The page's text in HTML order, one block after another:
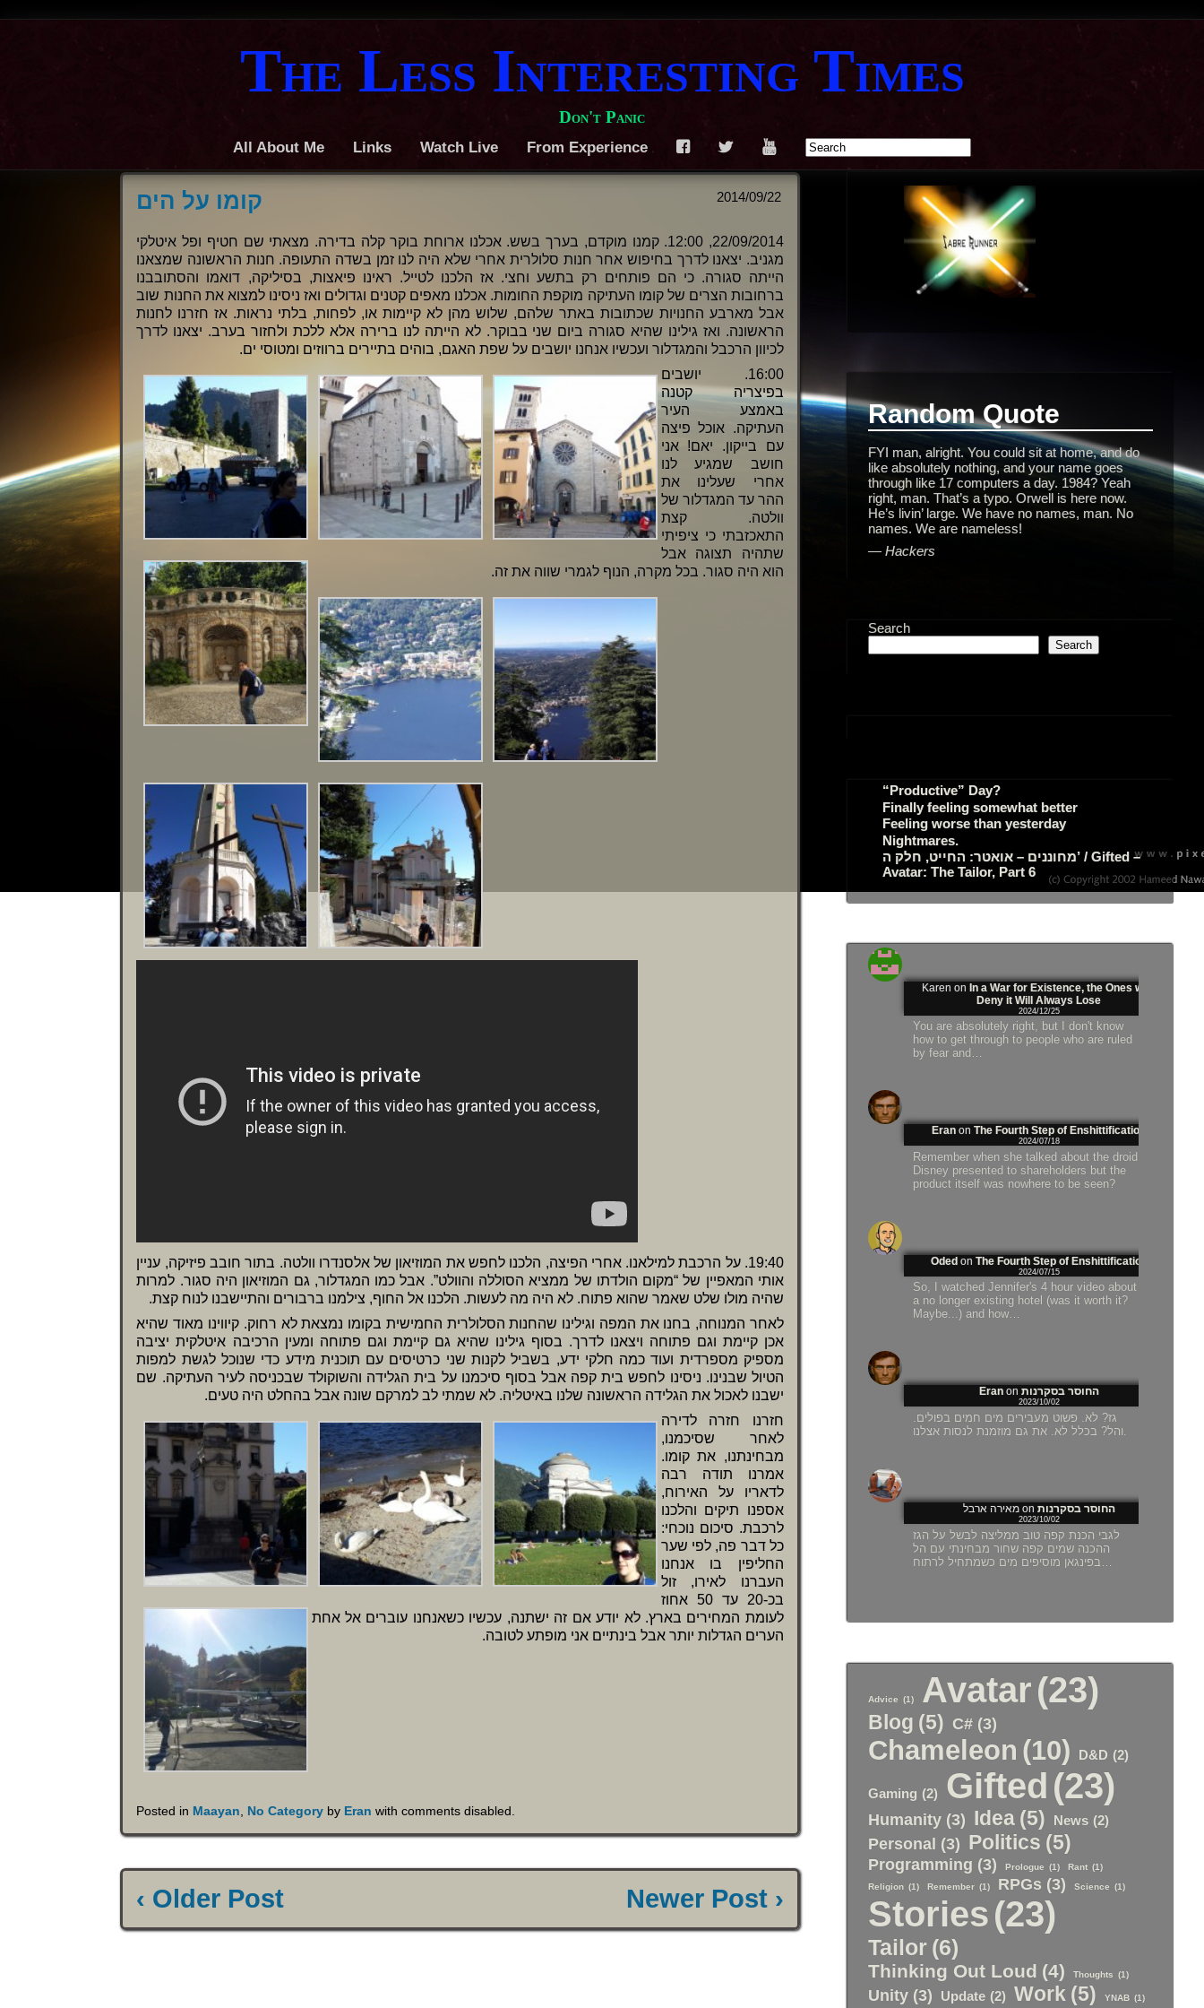
The Less Interesting Times
Don't Panic
All About Me Links Watch Live From Experience F T Y
2014/09/22 קומו על הים
22/09/2014, 12:00. קמנו מוקדם, בערך בשש. אכלנו ארוחת בוקר קלה בדירה. מצאתי שם חטיף ופל איטלקי
מגניב. יצאנו לדרך בחיפוש אחר חנות סלולרית אחרי שלא היה לנו זמן בשדה התעופה. חנות הראשונה שמצאנו
הייתה סגורה. כי הם פותחים רק בתשע וחצי. אז הלכנו לטייל. ראינו פיאצות, בסיליקה, דואמו והסתובבנו
ברחובות הצרים של קומו העתיקה מוקפת החומות. אכלנו מאפים קטנים וגדולים ואז ניסינו למצוא את החנות שוב
אבל מארבע החנויות שכתובות באתר שלהם, שלוש מהן לא קיימות או, לפחות, בלתי נראות. אז חזרנו לחנות
הראשונה. ואז גילינו שהיא סגורה ביום שני בבוקר. לא הייתה לנו ברירה אלא ללכת ולחזור בערב. יצאנו לדרך
לכיוון הרכבל והמגדלור ועכשיו אנחנו יושבים על שפת האגם, בוהים בתיירים ברווזים ומטוסי ים.
16:00. יושבים
בפיצריה קטנה
באמצע העיר
העתיקה. אוכל פיצה
עם בייקון. יאם! אני
חושב שמגיע לנו
אחרי שעלינו את
ההר עד המגדלור של
וולטה. קצת
התאכזבתי כי ציפיתי
שתהיה תצוגה אבל
הוא היה סגור. בכל מקרה, הנוף לגמרי שווה את זה.
19:40. על הרכבת למילאנו. אחרי הפיצה, הלכנו לחפש את המוזיאון של אלסנדרו וולטה. בתור חובב פיזיקה, עניין
אותי המאפיין של “מקום הולדתו של ממציא הסוללה והוולט”. אבל כמו המגדלור, גם המוזיאון היה סגור. למרות
שהיה מולו שלט שאמר שהוא פתוח. לא היה מה לעשות. הלכנו אל החוף, צילמנו ברבורים והתיישבנו לנוח קצת.
לאחר המנוחה, בחנו את המפה וגילינו שהחנות הסלולרית החמישית בקומו נמצאת לא רחוק. קיווינו מאוד שהיא
אכן קיימת וגם פתוחה ויצאנו לדרך. בסוף גילינו שהיא גם קיימת וגם פתוחה ומעין הרכיבה איטלקית יציבה
מספיק מספרדית ועוד כמה חלקי ידע, בשביל לקנות שני כרטיסים עם תוכנית מידע כדי שנוכל לגשת למפות
הטיול שבנינו. ניסינו לחפש בית קפה אבל בסוף סיכמנו על בית הגלידה והשוקולד שבכניסה לעיר העתיקה. שם
ישבנו לאכול את הגלידה הראשונה שלנו באיטליה. לא שמתי לב למרקם שונה אבל בהחלט היה טעים.
חזרנו חזרה לדירה
לאחר שסיכמנו,
מבחינתנו, את קומו.
אמרנו תודה רבה
לדאריו על האירוח,
אספנו תיקים והלכנו
לרכבת. סיכום נוכחי:
כל דבר פה, לפי שער
החליפין בו אנחנו
העברנו לאירו, זול
בכ-20 עד 50 אחוז
לעומת המחירים בארץ. לא יודע אם זה ישתנה, עכשיו כשאנחנו עוברים אל אחת
הערים הגדלות יותר אבל בינתיים אני מופתע לטובה.
Posted in Maayan, No Category by Eran withcomments disabled.
‹ Older Post Newer Post ›
Random Quote
FYI man, alright. You could sit at home, and do
like absolutely nothing, and your name goes
through like 17 computers a day. 1984? Yeah
right, man. That’s a typo. Orwell is here now.
He’s livin’ large. We have no names, man. No
names. We are nameless!
—Hackers
Search
Search
“Productive” Day?
Finally feeling somewhat better
Feeling worse than yesterday
Nightmares.
מחוננים – אואטר: החייט, חלק ה’ / Gifted –
Avatar: The Tailor, Part 6
Karen onIn a War for Existence, the Ones who
Deny it Will Always Lose
2024/12/25
You are absolutely right, but I don't know
how to get through to people who are ruled
by fear and…
Eran onThe Fourth Step of Enshittification
2024/07/18
Remember when she talked about the droid
Disney presented to shareholders but the
product itself was nowhere to be seen?
Odedon The Fourth Step of Enshittification
2024/07/15
So, I watched Jennifer's 4 hour video about
a no longer existing hotel (was it worth it?
Maybe...) and how…
Eranon החוסר בסקרנות
2023/10/02
גז? לא. פשוט מעבירים מים חמים בפולים.
והל? בכלל לא. את גם מוזמנת לנסות אצלנו.
מאירה ארבלon החוסר בסקרנות
2023/10/02
לגבי הכנת קפה טוב ממליצה לבשל על הגז
ההכנה שמים קפה שחור מבחינתי עם הל
Advice (1) Avatar(23)
Blog (5) C# (3)
Chameleon (10) D&D (2)
Gaming (2) Gifted (23)
Humanity (3) Idea (5) News (2)
Personal (3) Politics (5)
Programming (3) Prologue (1) Rant (1)
Religion (1) Remember (1) RPGs (3) Science (1)
Stories(23)
Tailor (6)
Thinking Out Loud (4) Thoughts (1)
Unity (3) Update (2) Work (5) YNAB (1)